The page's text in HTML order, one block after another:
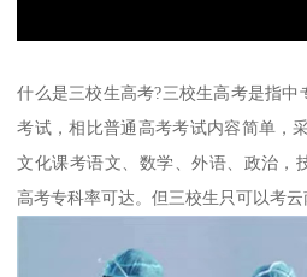
什么是三校生高考?三校生高考是指
考试，相比普通高考考试内容简单，
文化课考语文、数学、外语、政治，
高考专科率可达。但三校生只可以考云